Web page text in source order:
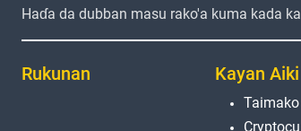
Haɗa da dubban masu rako'a kuma kada
Rukunan Kayan Aiki